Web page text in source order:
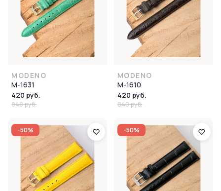
MODENO
M-1631
420 руб.
840 руб.
MODENO
M-1610
420 руб.
840 руб.
-50% -50%